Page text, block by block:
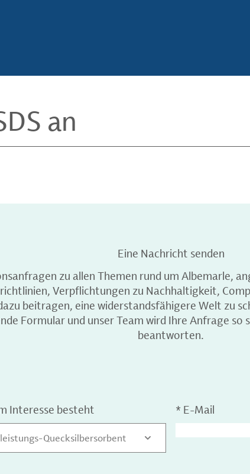
an
Eine Nachricht senden
zu allen Themen rund um Albemarle,
Verpflichtungen zu Nachhaltigkeit,
beitragen, eine widerstandsfähigere Welt zu
Formular und unser Team wird Ihre Anfrage so
beantworten.
Interesse besteht
Quecksilbersorbent
* E-Mail